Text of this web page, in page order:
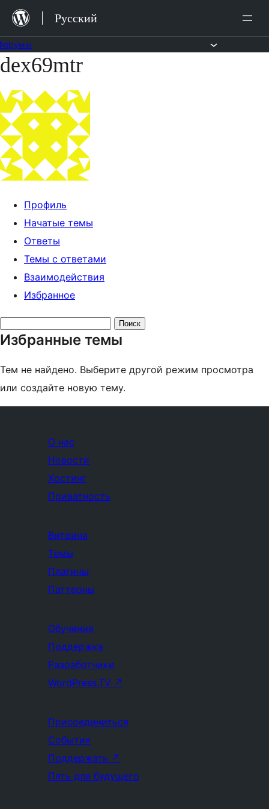
Перейти
содержимому
Русский
Перейти
содержимому
dex69mtr
Профиль
Начатые темы
Ответы
Темы с ответами
Взаимодействия
Избранное
тем:
Избранные темы
Тем не найдено. Выберите другой режим просмотра
или создайте новую тему.
О нас
Новости
Хостинг
Приватность
Витрина
Темы
Плагины
Паттерны
Обучение
Поддержка
Разработчики
WordPress.TV ↗
Присоединиться
События
Поддержать ↗
Пять для будущего